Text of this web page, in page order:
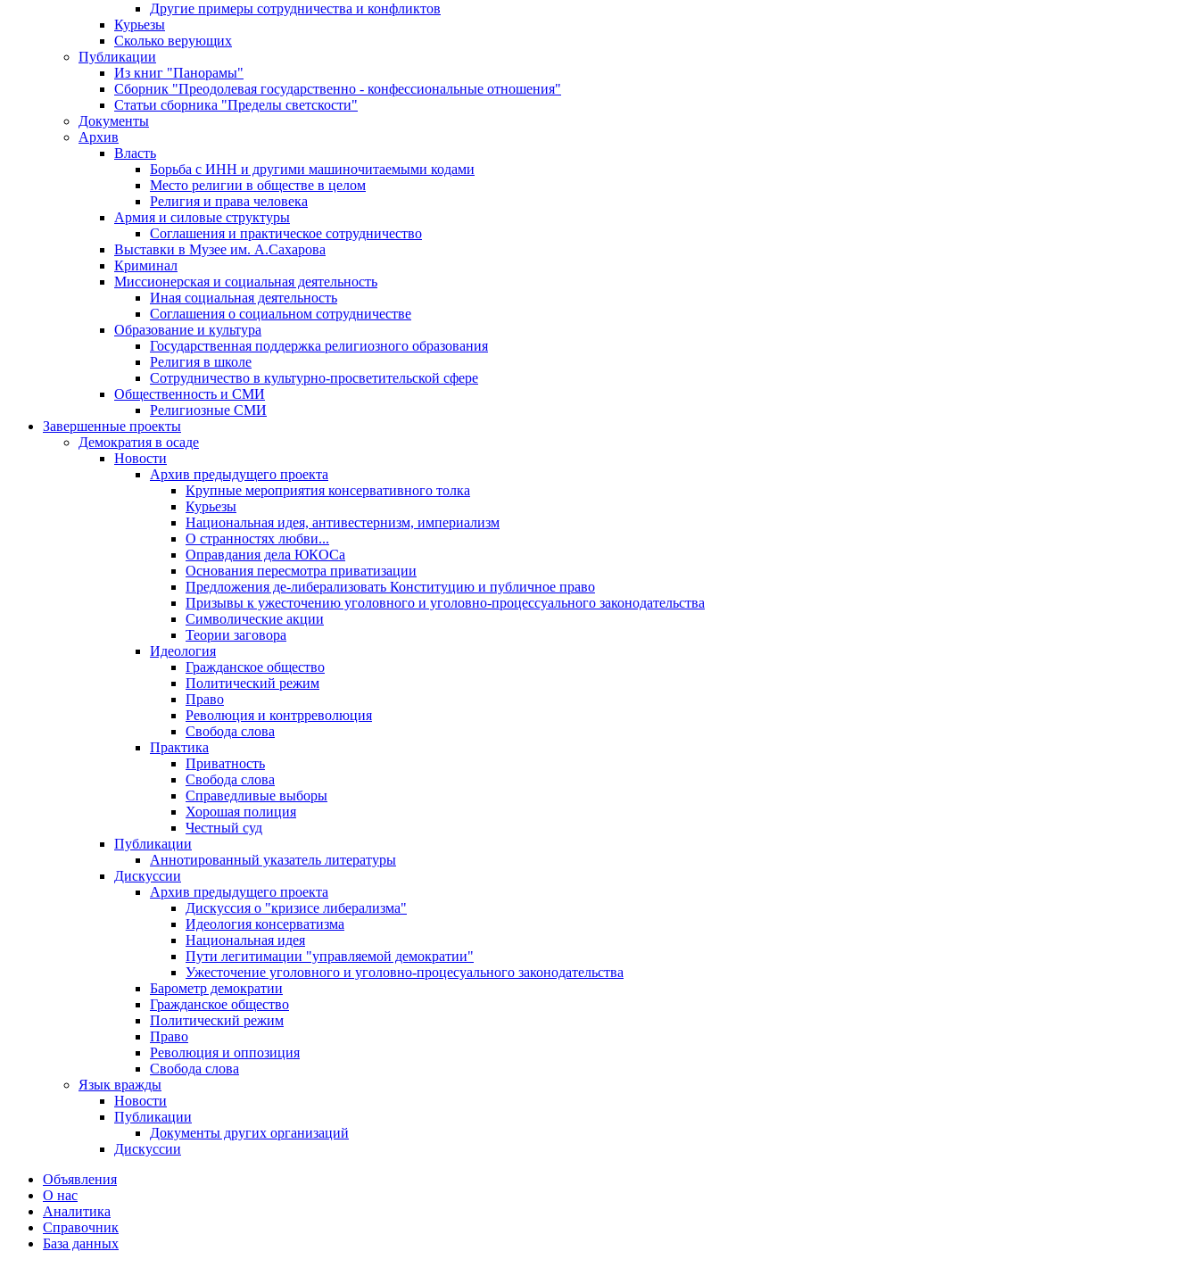
Другие примеры сотрудничества и конфликтов
Курьезы
Сколько верующих
Публикации
Из книг "Панорамы"
Сборник "Преодолевая государственно - конфессиональные отношения"
Статьи сборника "Пределы светскости"
Документы
Архив
Власть
Борьба с ИНН и другими машиночитаемыми кодами
Место религии в обществе в целом
Религия и права человека
Армия и силовые структуры
Соглашения и практическое сотрудничество
Выставки в Музее им. А.Сахарова
Криминал
Миссионерская и социальная деятельность
Иная социальная деятельность
Соглашения о социальном сотрудничестве
Образование и культура
Государственная поддержка религиозного образования
Религия в школе
Сотрудничество в культурно-просветительской сфере
Общественность и СМИ
Религиозные СМИ
Завершенные проекты
Демократия в осаде
Новости
Архив предыдущего проекта
Крупные мероприятия консервативного толка
Курьезы
Национальная идея, антивестернизм, империализм
О странностях любви...
Оправдания дела ЮКОСа
Основания пересмотра приватизации
Предложения де-либерализовать Конституцию и публичное право
Призывы к ужесточению уголовного и уголовно-процессуального законодательства
Символические акции
Теории заговора
Идеология
Гражданское общество
Политический режим
Право
Революция и контрреволюция
Свобода слова
Практика
Приватность
Свобода слова
Справедливые выборы
Хорошая полиция
Честный суд
Публикации
Аннотированный указатель литературы
Дискуссии
Архив предыдущего проекта
Дискуссия о "кризисе либерализма"
Идеология консерватизма
Национальная идея
Пути легитимации "управляемой демократии"
Ужесточение уголовного и уголовно-процесуального законодательства
Барометр демократии
Гражданское общество
Политический режим
Право
Революция и оппозиция
Свобода слова
Язык вражды
Новости
Публикации
Документы других организаций
Дискуссии
Объявления
О нас
Аналитика
Справочник
База данных